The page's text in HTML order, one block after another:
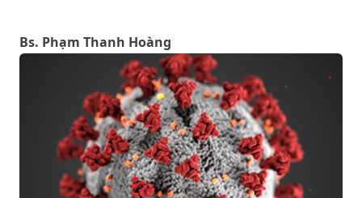
Bs. Phạm Thanh Hoàng